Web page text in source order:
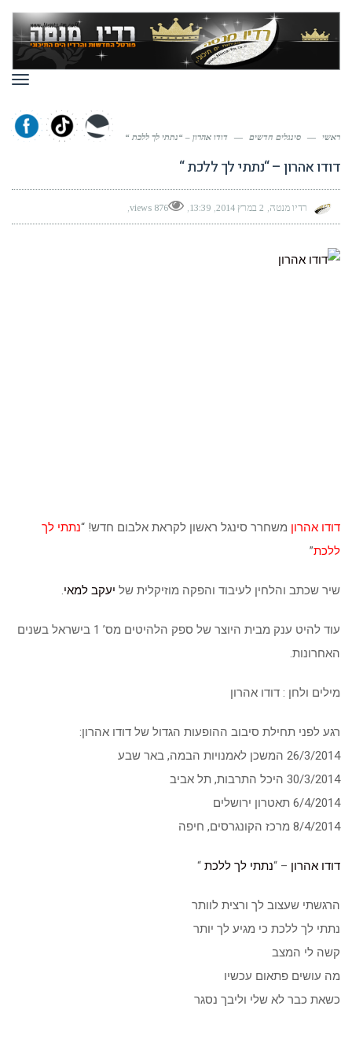
ראשי — סינגלים חדשים — דודו אהרון – “נתתי לך ללכת “
דודו אהרון – “נתתי לך ללכת “
רדיו מנטה 2 במרץ 2014 13:39
876 views
דודו אהרון משחרר סינגל ראשון לקראת אלבום חדש! “נתתי לך
ללכת”
שיר שכתב והלחין לעיבוד והפקה מוזיקלית של יעקב למאי.
עוד להיט ענק מבית היוצר של ספק הלהיטים מס’ 1 בישראל בשנים
האחרונות.
מילים ולחן : דודו אהרון
רגע לפני תחילת סיבוב ההופעות הגדול של דודו אהרון:
26/3/2014 המשכן לאמנויות הבמה, באר שבע
30/3/2014 היכל התרבות, תל אביב
6/4/2014 תאטרון ירושלים
8/4/2014 מרכז הקונגרסים, חיפה
דודו אהרון – “נתתי לך ללכת “
הרגשתי שעצוב לך ורצית לוותר
נתתי לך ללכת כי מגיע לך יותר
קשה לי המצב
מה עושים פתאום עכשיו
כשאת כבר לא שלי וליבך נסגר